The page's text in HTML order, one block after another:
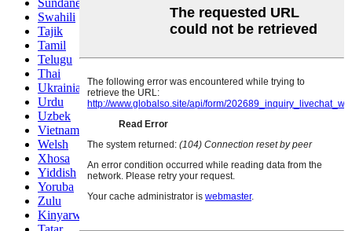
Sundanese
Swahili
Tajik
Tamil
Telugu
Thai
Ukrainian
Urdu
Uzbek
Vietnamese
Welsh
Xhosa
Yiddish
Yoruba
Zulu
Kinyarwanda